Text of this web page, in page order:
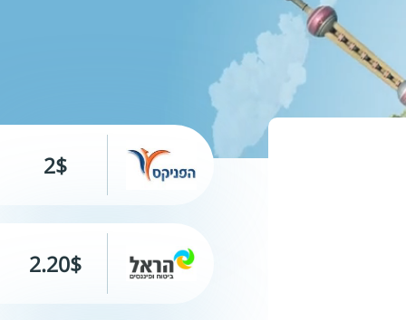
ביטוח נסיעות לשייט הפלגה
2$
2.20$